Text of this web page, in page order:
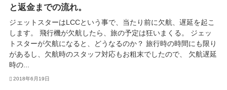
と返金までの流れ。
ジェットスターはLCCという事で、当たり前に欠航、遅延を起こ
します。 飛行機が欠航したら、旅の予定は狂いまくる。 ジェッ
トスターが欠航になると、どうなるのか？ 旅行時の時間にも限り
があるし、欠航時のスタッフ対応もお粗末でしたので、 欠航遅延
時の...
2018年6月19日